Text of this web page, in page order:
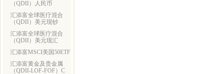
（QDII）人民币
汇添富全球医疗混合
（QDII）美元现钞
汇添富全球医疗混合
（QDII）美元现汇
汇添富MSCI美国50ETF
汇添富黄金及贵金属
（QDII-LOF-FOF）C